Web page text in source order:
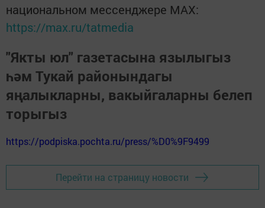
национальном мессенджере MАХ:
https://max.ru/tatmedia
"Якты юл" газетасына язылыгыз
һәм Тукай районындагы
яңалыкларны, вакыйгаларны белеп
торыгыз
https://podpiska.pochta.ru/press/%D0%9F9499
Перейти на страницу новости